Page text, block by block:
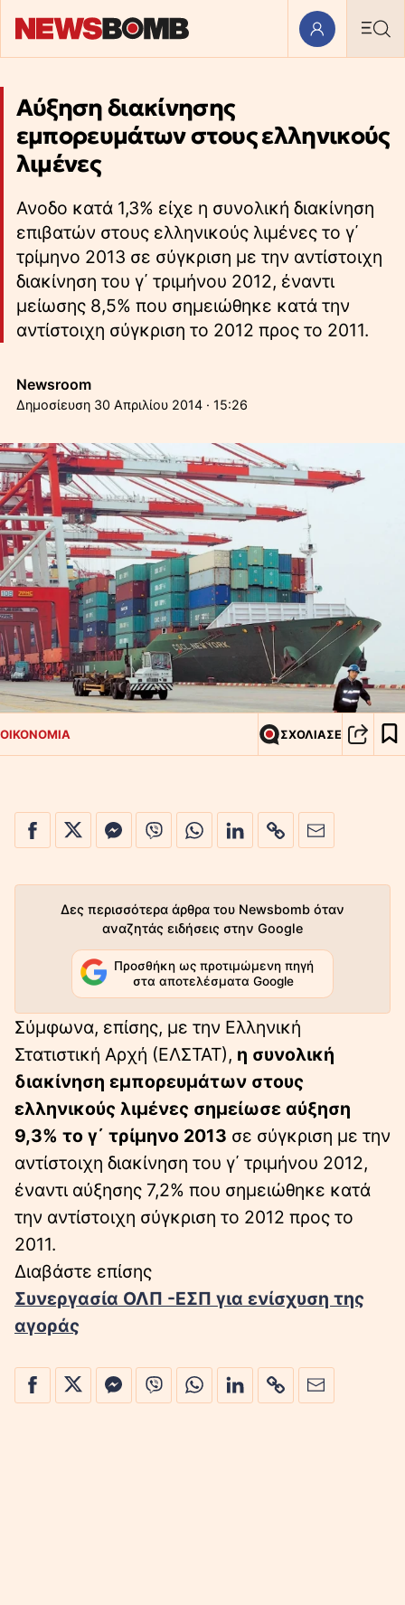
Αύξηση διακίνησης
εμπορευμάτων στους ελληνικούς
λιμένες
Ανοδο κατά 1,3% είχε η συνολική διακίνηση
επιβατών στους ελληνικούς λιμένες το γ΄
τρίμηνο 2013 σε σύγκριση µε την αντίστοιχη
διακίνηση του γ΄ τριμήνου 2012, έναντι
μείωσης 8,5% που σημειώθηκε κατά την
αντίστοιχη σύγκριση το 2012 προς το 2011.
Newsroom
30 Απριλίου 2014 · 15:26
ΟΙΚΟΝΟΜΙΑ ΣΧΟΛΙΑΣΕ
Δες περισσότερα άρθρα του Newsbomb όταν
αναζητάς ειδήσεις στην Google
Προσθήκη ως προτιμώμενη πηγή
στα αποτελέσματα Google
Σύμφωνα, επίσης, με την Ελληνική
Στατιστική Αρχή (ΕΛΣΤΑΤ), η συνολική
διακίνηση εμπορευμάτων στους
ελληνικούς λιμένες σημείωσε αύξηση
9,3% το γ΄ τρίμηνο 2013 σε σύγκριση µε την
αντίστοιχη διακίνηση του γ΄ τριμήνου 2012,
έναντι αύξησης 7,2% που σημειώθηκε κατά
την αντίστοιχη σύγκριση το 2012 προς το
2011.
Διαβάστε επίσης
Συνεργασία ΟΛΠ -ΕΣΠ για ενίσχυση της
αγοράς